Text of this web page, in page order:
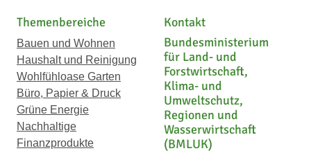
Themenbereiche
Bauen und Wohnen
Haushalt und Reinigung
Wohlfühloase Garten
Büro, Papier & Druck
Grüne Energie
Nachhaltige
Finanzprodukte
Kontakt
Bundesministerium
für Land- und
Forstwirtschaft,
Klima- und
Umweltschutz,
Regionen und
Wasserwirtschaft
(BMLUK)